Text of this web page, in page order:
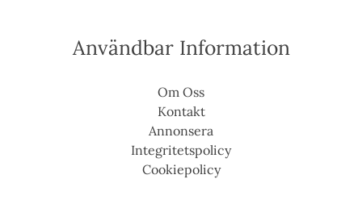
Användbar Information
Om Oss
Kontakt
Annonsera
Integritetspolicy
Cookiepolicy